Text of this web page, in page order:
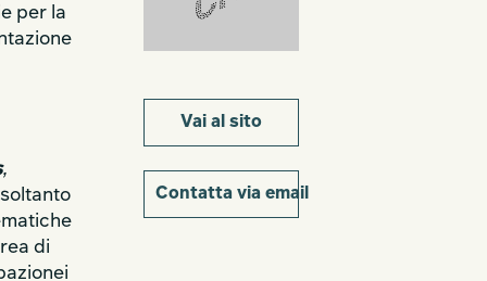
per la
,
di
Vai al sito
Contatta via email